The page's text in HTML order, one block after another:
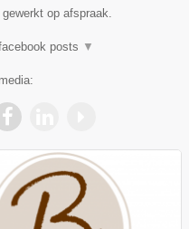
op afspraak.
posts ▼